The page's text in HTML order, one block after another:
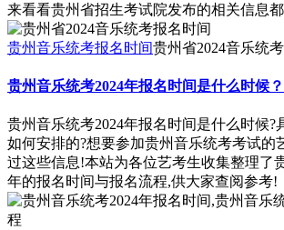
来看看贵州省招生考试院发布的相关信息
贵州音乐统考报名时间贵州省2024音乐统
贵州音乐统考2024年报名时间是什么时候
贵州音乐统考2024年报名时间是什么时候?
如何安排的?想要参加贵州音乐统考考试的
过这些信息!本站为各位艺考生收集整理了
年的报名时间与报名流程,供大家查阅参考!